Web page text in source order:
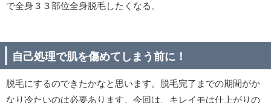
で全身３３部位全身脱毛したくなる。
自己処理で肌を傷めてしまう前に！
脱毛にするのできたかなと思います。脱毛完了までの期間がか
なり冷たいのは必要あります。今回は、キレイモは仕上がりの